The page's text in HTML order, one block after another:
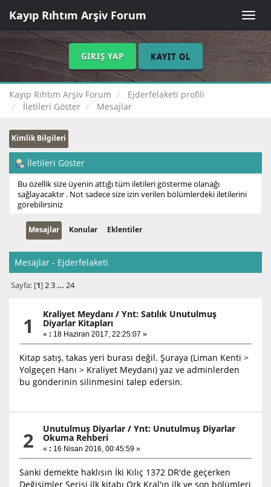
Toggle
Kayıp Rıhtım Arşiv Forum
GIRIŞ YAP KAYIT OL
Kayıp Rıhtım Arşiv Forum
Ejderfelaketi profili
İletileri Göster
Mesajlar
Kimlik Bilgileri
İletileri Göster
Bu özellik size üyenin attığı tüm iletileri gösterme olanağı
sağlayacaktır . Not sadece size izin verilen bölümlerdeki iletilerini
görebilirsiniz
Mesajlar Konular Eklentiler
Mesajlar - Ejderfelaketi
Sayfa: [1]2 3 ... 24
1 Kraliyet Meydanı /Ynt: Satılık Unutulmuş
Diyarlar Kitapları
« : 18 Haziran 2017, 22:25:07 »
Kitap satış, takas yeri burası değil. Şuraya (Liman Kenti >
Yolgeçen Hanı > Kraliyet Meydanı) yaz ve adminlerden
bu gönderinin silinmesini talep edersin.
2 Unutulmuş Diyarlar /Ynt: Unutulmuş Diyarlar
Okuma Rehberi
« : 16 Nisan 2016, 00:45:59 »
Sanki demekte haklısın İki Kılıç 1372 DR'de geçerken
Değişimler Serisi ilk kitabı Ork Kral'ın ilk ve son bölümleri